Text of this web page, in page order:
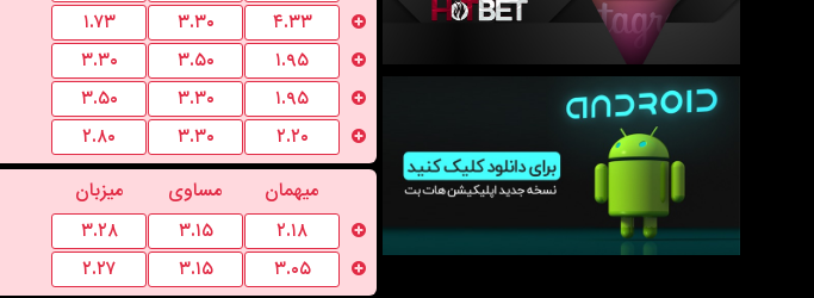
۱.۷۳ ۳.۳۰
۴.۳۳
۳.۳۰ ۳.۵۰
۱.۹۵
۳.۵۰ ۳.۳۰
۱.۹۵
۲.۸۰ ۳.۳۰
۲.۲۰
میزبان مساوی
میهمان
۳.۲۸ ۳.۱۵
۲.۱۸
۲.۲۷ ۳.۱۵
۳.۰۵